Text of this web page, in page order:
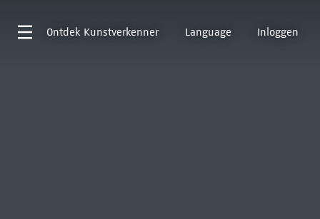
Ontdek Kunstverkenner Language Inloggen